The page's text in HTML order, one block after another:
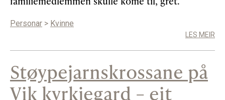
Personar > Kvinne
LES MEIR
Støypejarnskrossane på
Vik kyrkjegard – eit